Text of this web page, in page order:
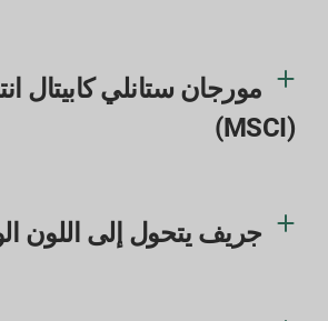
مورجان ستانلي كابيتال
(MSCI)
جريف يتحول إلى اللون